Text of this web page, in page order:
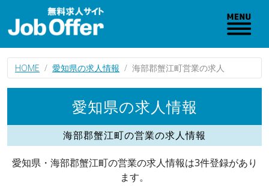
HOME 愛知県の求人情報 海部郡蟹江町営業の求人
愛知県の求人情報
海部郡蟹江町の営業の求人情報
愛知県・海部郡蟹江町の営業の求人情報は3件登録があり
ます。